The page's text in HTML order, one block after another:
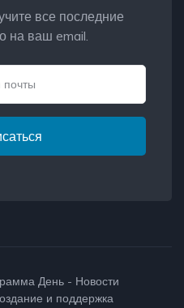
все последние
на ваш email.
День - Новости
и поддержка